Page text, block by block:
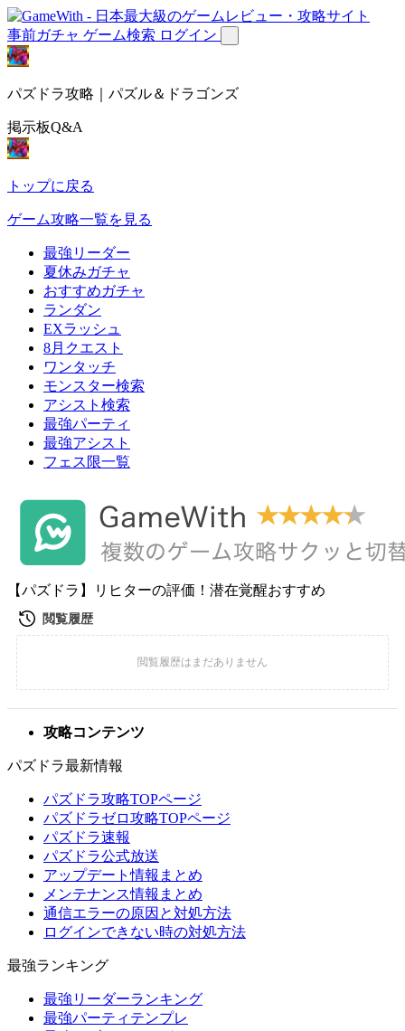
事前ガチャ ゲーム検索 ログイン
パズドラ攻略｜パズル＆ドラゴンズ
掲示板Q&A
トップに戻る
ゲーム攻略一覧を見る
最強リーダー
夏休みガチャ
おすすめガチャ
ランダン
EXラッシュ
8月クエスト
ワンタッチ
モンスター検索
アシスト検索
最強パーティ
最強アシスト
フェス限一覧
【パズドラ】リヒターの評価！潜在覚醒おすすめ
攻略コンテンツ
パズドラ最新情報
パズドラ攻略TOPページ
パズドラゼロ攻略TOPページ
パズドラ速報
パズドラ公式放送
アップデート情報まとめ
メンテナンス情報まとめ
通信エラーの原因と対処方法
ログインできない時の対処方法
最強ランキング
最強リーダーランキング
最強パーティテンプレ